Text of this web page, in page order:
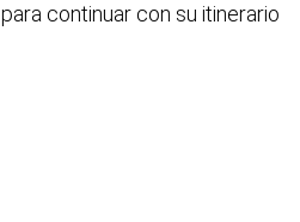
para continuar con su itinerario